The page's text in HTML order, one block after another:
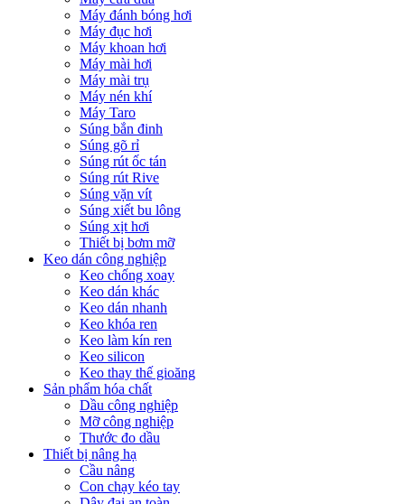
Máy đánh bóng hơi
Máy đục hơi
Máy khoan hơi
Máy mài hơi
Máy mài trụ
Máy nén khí
Máy Taro
Súng bắn đinh
Súng gõ rỉ
Súng rút ốc tán
Súng rút Rive
Súng vặn vít
Súng xiết bu lông
Súng xịt hơi
Thiết bị bơm mỡ
Keo dán công nghiệp
Keo chống xoay
Keo dán khác
Keo dán nhanh
Keo khóa ren
Keo làm kín ren
Keo silicon
Keo thay thế gioăng
Sản phẩm hóa chất
Dầu công nghiệp
Mỡ công nghiệp
Thước đo dầu
Thiết bị nâng hạ
Cầu nâng
Con chạy kéo tay